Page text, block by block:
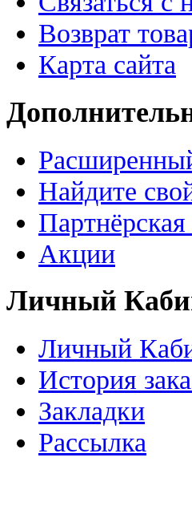
Возврат
Карта сайта
Найдите
Акции
Личный
Личный
История
Закладки
Рассылка